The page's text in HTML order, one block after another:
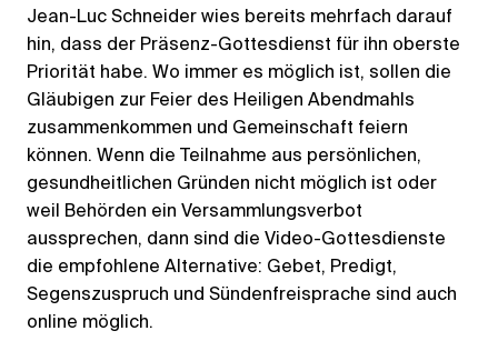
Jean-Luc Schneider wies bereits mehrfach darauf
hin, dass der Präsenz-Gottesdienst für ihn oberste
Priorität habe. Wo immer es möglich ist, sollen die
Gläubigen zur Feier des Heiligen Abendmahls
zusammenkommen und Gemeinschaft feiern
können. Wenn die Teilnahme aus persönlichen,
gesundheitlichen Gründen nicht möglich ist oder
weil Behörden ein Versammlungsverbot
aussprechen, dann sind die Video-Gottesdienste
die empfohlene Alternative: Gebet, Predigt,
Segenszuspruch und Sündenfreisprache sind auch
online möglich.